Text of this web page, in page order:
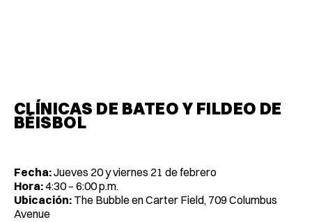
CLÍNICAS DE BATEO Y FILDEO DE
BÉISBOL
Fecha:Jueves 20 y viernes 21 de febrero
Hora:4:30 – 6:00 p.m.
Ubicación: The Bubble en Carter Field, 709 Columbus
Avenue